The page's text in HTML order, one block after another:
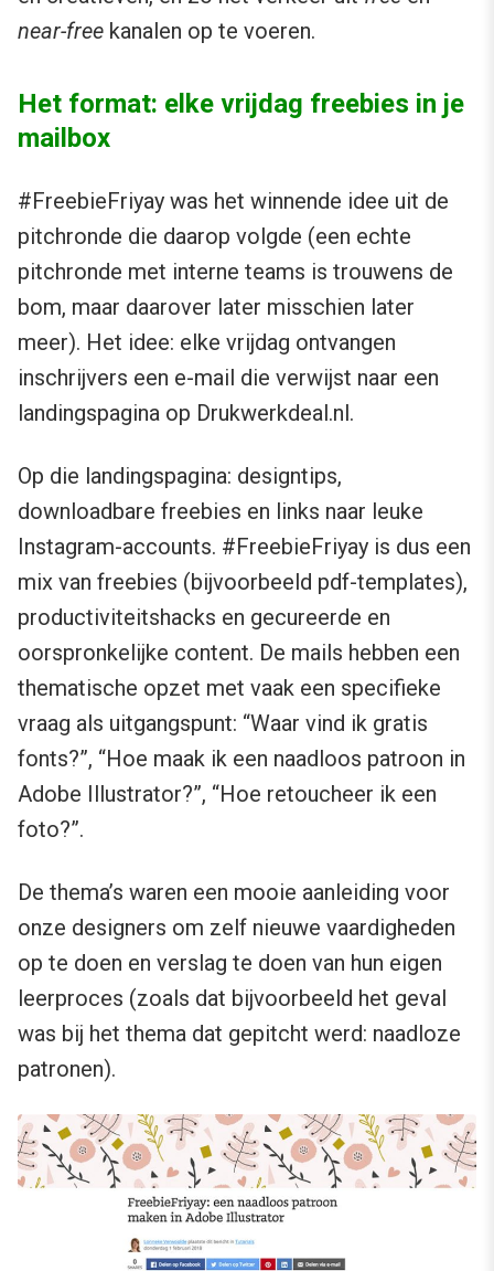
near-free kanalen op te voeren.
Het format: elke vrijdag freebies in je
mailbox
#FreebieFriyay was het winnende idee uit de
pitchronde die daarop volgde (een echte
pitchronde met interne teams is trouwens de
bom, maar daarover later misschien later
meer). Het idee: elke vrijdag ontvangen
inschrijvers een e-mail die verwijst naar een
landingspagina op Drukwerkdeal.nl.
Op die landingspagina: designtips,
downloadbare freebies en links naar leuke
Instagram-accounts. #FreebieFriyay is dus een
mix van freebies (bijvoorbeeld pdf-templates),
productiviteitshacks en gecureerde en
oorspronkelijke content. De mails hebben een
thematische opzet met vaak een specifieke
vraag als uitgangspunt: “Waar vind ik gratis
fonts?”, “Hoe maak ik een naadloos patroon in
Adobe Illustrator?”, “Hoe retoucheer ik een
foto?”.
De thema’s waren een mooie aanleiding voor
onze designers om zelf nieuwe vaardigheden
op te doen en verslag te doen van hun eigen
leerproces (zoals dat bijvoorbeeld het geval
was bij het thema dat gepitcht werd: naadloze
patronen).